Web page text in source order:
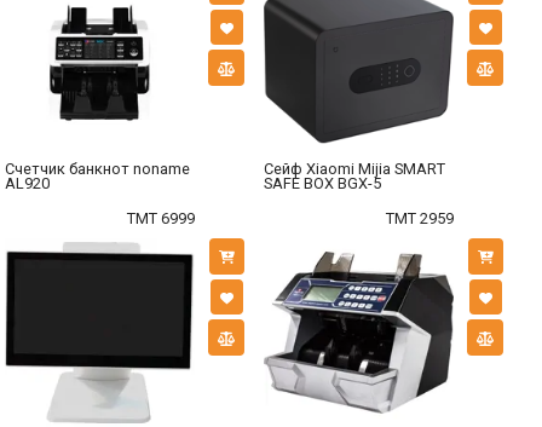
Счетчик банкнот noname
AL920
TMT 6999
Сейф Xiaomi Mijia SMART
SAFE BOX BGX-5
TMT 2959